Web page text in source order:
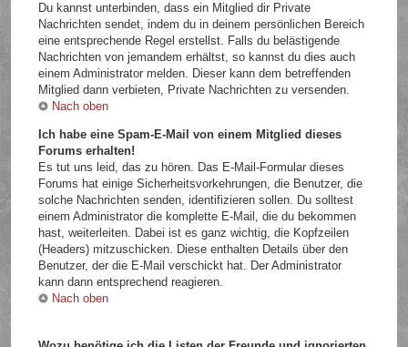
Du kannst unterbinden, dass ein Mitglied dir Private
Nachrichten sendet, indem du in deinem persönlichen Bereich
eine entsprechende Regel erstellst. Falls du belästigende
Nachrichten von jemandem erhältst, so kannst du dies auch
einem Administrator melden. Dieser kann dem betreffenden
Mitglied dann verbieten, Private Nachrichten zu versenden.
Nach oben
Ich habe eine Spam-E-Mail von einem Mitglied dieses
Forums erhalten!
Es tut uns leid, das zu hören. Das E-Mail-Formular dieses
Forums hat einige Sicherheitsvorkehrungen, die Benutzer, die
solche Nachrichten senden, identifizieren sollen. Du solltest
einem Administrator die komplette E-Mail, die du bekommen
hast, weiterleiten. Dabei ist es ganz wichtig, die Kopfzeilen
(Headers) mitzuschicken. Diese enthalten Details über den
Benutzer, der die E-Mail verschickt hat. Der Administrator
kann dann entsprechend reagieren.
Nach oben